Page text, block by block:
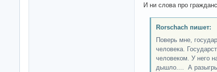
И ни слова про
Rorschach пишет:
Поверь мне,
человека.
человеком. У него
дышло.... А